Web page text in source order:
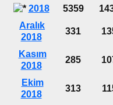
2018 5359
Aralık
2018
331
Kasım
2018
285
Ekim
2018
313